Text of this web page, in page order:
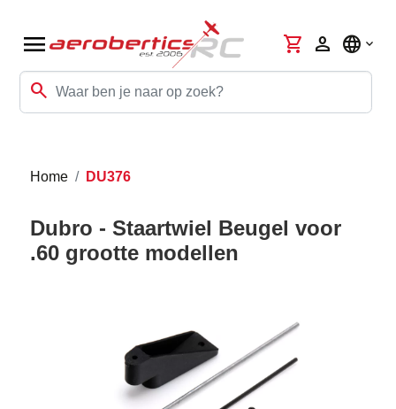
menu
search
shopping_cart person language
Home DU376
Dubro - Staartwiel Beugel voor
.60 grootte modellen